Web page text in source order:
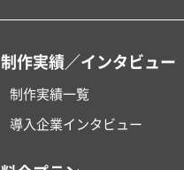
制作実績／インタビュー
制作実績一覧
導入企業インタビュー